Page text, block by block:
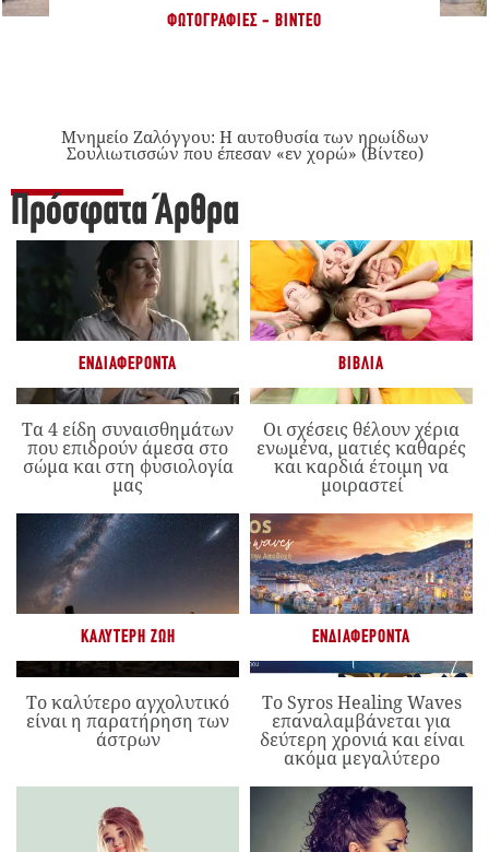
ΦΩΤΟΓΡΑΦΊΕΣ - ΒΊΝΤΕΟ
Μνημείο Ζαλόγγου: Η αυτοθυσία των ηρωίδων
Σουλιωτισσών που έπεσαν «εν χορώ» (Βίντεο)
Πρόσφατα Άρθρα
ΕΝΔΙΑΦΈΡΟΝΤΑ
Τα 4 είδη συναισθημάτων
που επιδρούν άμεσα στο
σώμα και στη φυσιολογία
μας
ΒΙΒΛΊΑ
Οι σχέσεις θέλουν χέρια
ενωμένα, ματιές καθαρές
και καρδιά έτοιμη να
μοιραστεί
ΚΑΛΎΤΕΡΗ ΖΩΉ
Το καλύτερο αγχολυτικό
είναι η παρατήρηση των
άστρων
ΕΝΔΙΑΦΈΡΟΝΤΑ
Το Syros Healing Waves
επαναλαμβάνεται για
δεύτερη χρονιά και είναι
ακόμα μεγαλύτερο